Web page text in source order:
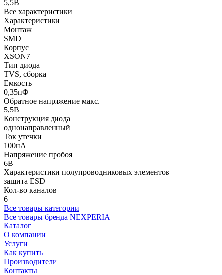
5,5В
Все характеристики
Характеристики
Монтаж
SMD
Корпус
XSON7
Тип диода
TVS, сборка
Емкость
0,35пФ
Обратное напряжение макс.
5,5В
Конструкция диода
однонаправленный
Ток утечки
100нА
Напряжение пробоя
6В
Характеристики полупроводниковых элементов
защита ESD
Кол-во каналов
6
Все товары категории
Все товары бренда NEXPERIA
Каталог
О компании
Услуги
Как купить
Производители
Контакты